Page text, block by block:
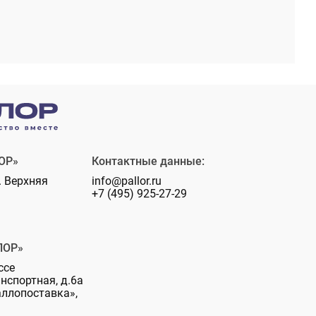
Верхняя
д.6а
Контактные данные:
info@pallor.ru
+7 (495) 925-27-29